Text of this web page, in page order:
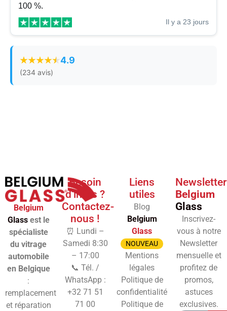
100 %.
Il y a 23 jours
4.9
(234 avis)
Belgium
Glassest le
spécialiste
du vitrage
automobile
en Belgique
:
remplacement
et réparation
Besoin
d'infos ?
Contactez-
nous !
⏰ Lundi –
Samedi 8:30
– 17:00
📞 Tél. /
WhatsApp :
+32 71 51
71 00
Liens
utiles
Blog
Belgium
Glass
NOUVEAU
Mentions
légales
Politique de
confidentialité
Politique de
Newsletter
Belgium
Glass
Inscrivez-
vous à notre
Newsletter
mensuelle et
profitez de
promos,
astuces
exclusives.